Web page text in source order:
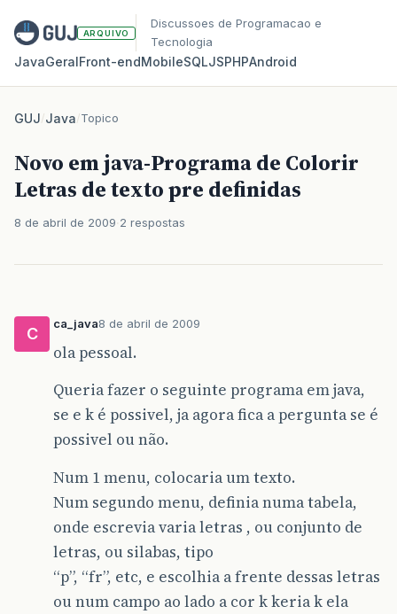
ARQUIVO
Discussoes de Programacao e
Tecnologia
JavaGeralFront‑endMobileSQLJSPHPAndroid
GUJ/Java/Topico
Novo em java-Programa de Colorir
Letras de texto pre definidas
8 de abril de 2009 2 respostas
C
ca_java8 de abril de 2009
ola pessoal.
Queria fazer o seguinte programa em java,
se e k é possivel, ja agora fica a pergunta se é
possivel ou não.
Num 1 menu, colocaria um texto.
Num segundo menu, definia numa tabela,
onde escrevia varia letras , ou conjunto de
letras, ou silabas, tipo
“p”, “fr”, etc, e escolhia a frente dessas letras
ou num campo ao lado a cor k keria k ela